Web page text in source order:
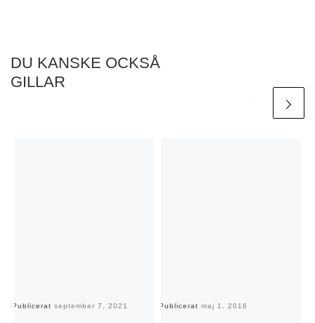
DU KANSKE OCKSÅ
GILLAR
Publicerat september 7, 2021 Publicerat maj 1, 2016